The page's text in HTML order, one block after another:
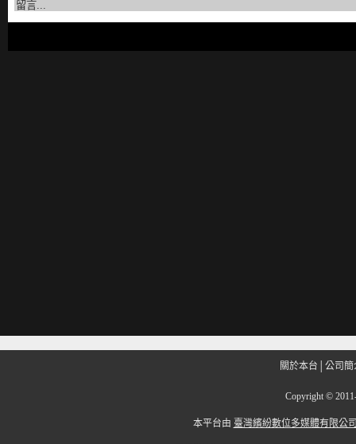
關於本台 公司簡
Copyright ©
本平台由 臺灣繽紛數位多媒體有限公